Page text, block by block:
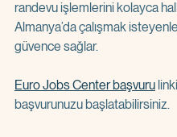
randevu işlemlerini kolayca
Almanya’da çalışmak
güvence sağlar.
Euro Jobs Center başvuru
başvurunuzu başlatabilirsiniz.